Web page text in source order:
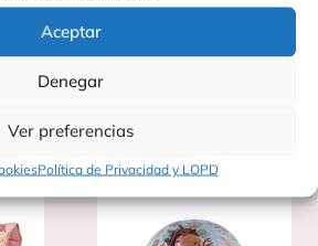
Aceptar
Denegar
Ver preferencias
Política de Privacidad y LOPD